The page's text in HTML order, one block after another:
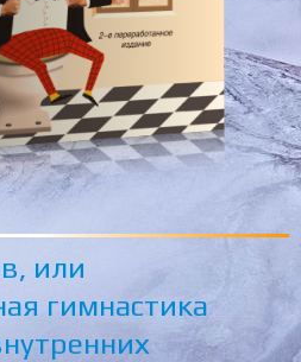
или
гимнастика